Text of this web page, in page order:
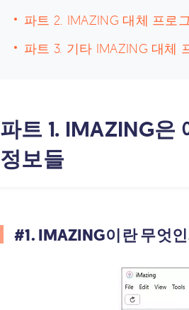
파트 2. IMAZING 대체 프로
파트 3. 기타 IMAZING 대체
파트 1. IMAZING
정보들
#1. IMAZING이란 무엇